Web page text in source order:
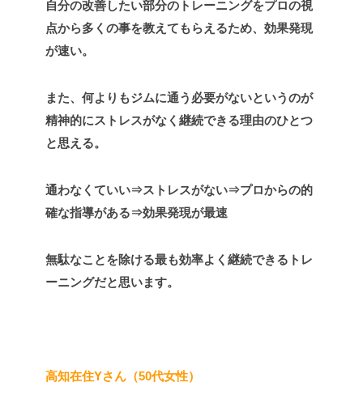
自分の改善したい部分のトレーニングをプロの視
点から多くの事を教えてもらえるため、効果発現
が速い。
また、何よりもジムに通う必要がないというのが
精神的にストレスがなく継続できる理由のひとつ
と思える。
通わなくていい⇒ストレスがない⇒プロからの的
確な指導がある⇒効果発現が最速
無駄なことを除ける最も効率よく継続できるトレ
ーニングだと思います。
高知在住Yさん（50代女性）